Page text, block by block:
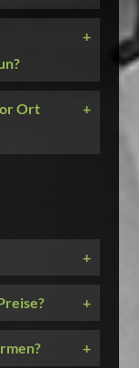
+
Ort
+
+
+
+